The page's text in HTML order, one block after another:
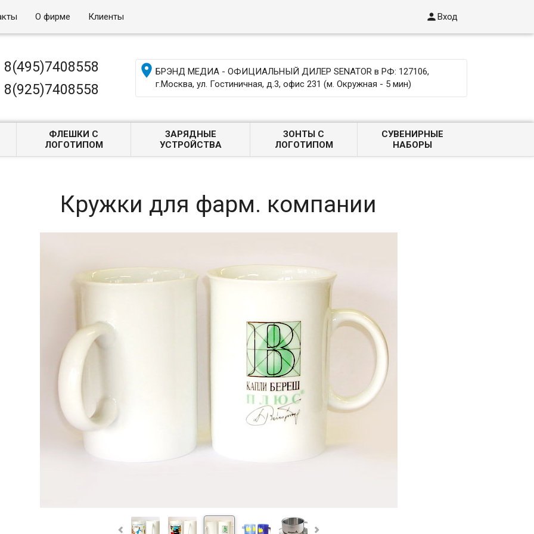
О фирме Клиенты Вход
8(495)7408558
8(925)7408558
БРЭНД МЕДИА - ОФИЦИАЛЬНЫЙ ДИЛЕР SENATOR в РФ: 127106,
г.Москва, ул. Гостиничная, д.3, офис 231 (м. Окружная - 5 мин)
ФЛЕШКИ С
ЛОГОТИПОМ
ЗАРЯДНЫЕ
УСТРОЙСТВА
ЗОНТЫ С
ЛОГОТИПОМ
СУВЕНИРНЫЕ
НАБОРЫ
Кружки для фарм. компании